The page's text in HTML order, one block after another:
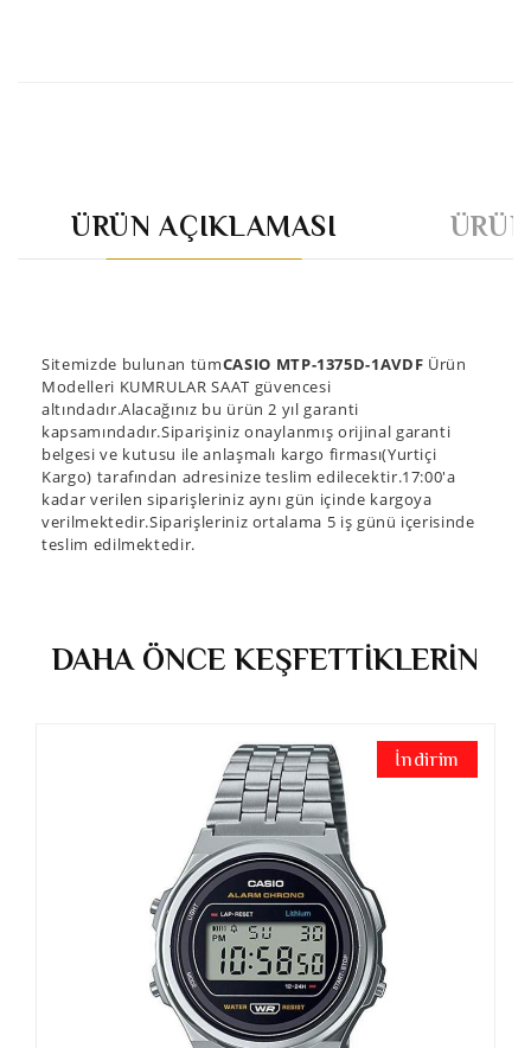
ÜRÜN AÇIKLAMASI
Sitemizde bulunan tümCASIO MTP-1375D-1AVDF Ürün
Modelleri KUMRULAR SAAT güvencesi
altındadır.Alacağınız bu ürün 2 yıl garanti
kapsamındadır.Siparişiniz onaylanmış orijinal garanti
belgesi ve kutusu ile anlaşmalı kargo firması(Yurtiçi
Kargo) tarafından adresinize teslim edilecektir.17:00'a
kadar verilen siparişleriniz aynı gün içinde kargoya
verilmektedir.Siparişleriniz ortalama 5 iş günü içerisinde
teslim edilmektedir.
DAHA ÖNCE KEŞFETTİKLERİN
İndirim